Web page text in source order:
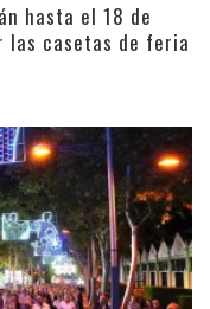
hasta el 18 de
las casetas de feria